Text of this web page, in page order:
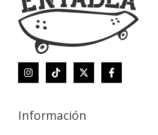
Información